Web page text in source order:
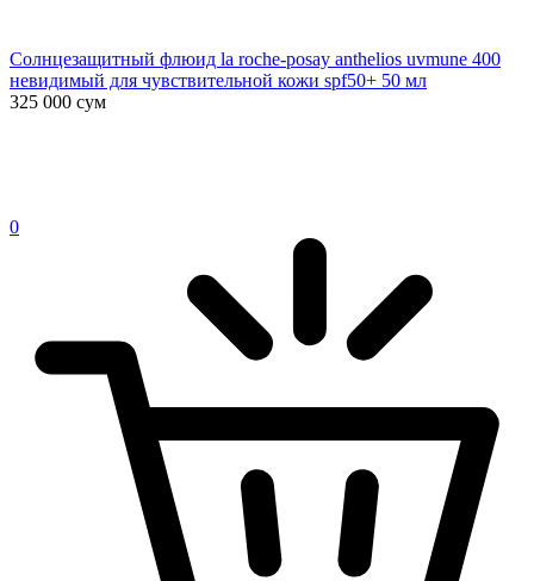
Солнцезащитный флюид la roche-posay anthelios uvmune 400
невидимый для чувствительной кожи spf50+ 50 мл
325 000 сум
0